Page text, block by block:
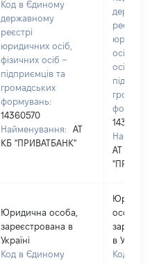
Код в Єдиному
державному
реєстрі
юридичних осіб,
фізичних осіб –
підприємців та
громадських
формувань:
14360570
Найменування:
АТ
КБ "ПРИВАТБАНК"
реєстрі
осіб,
осіб –
14360570
АТ КБ
Юридична особа,
зареєстрована в
Україні
Код в Єдиному
особа,
в Україні
Код в